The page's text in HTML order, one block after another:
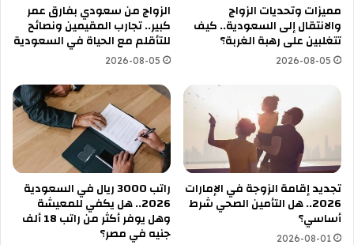
مميزات وتحديات الزواج
والانتقال إلى السعودية.. كيف
تتغلبين على رهبة الغربة؟
2026-08-05
الزواج من سعودي بفارق عمر
كبير.. تجارب المقيمين ونصائح
للتأقلم مع الحياة في السعودية
2026-08-05
تجديد إقامة الزوجة في الإمارات
2026.. هل التأمين الصحي شرط
أساسي؟
2026-08-01
راتب 3000 ريال في السعودية
2026.. هل يكفي للمعيشة
وهل يوفر أكثر من راتب 18 ألف
جنيه في مصر؟